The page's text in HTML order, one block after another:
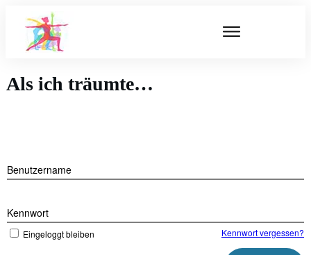
Als ich träumte…
Benutzername
Kennwort
Eingeloggt bleiben Kennwort vergessen?